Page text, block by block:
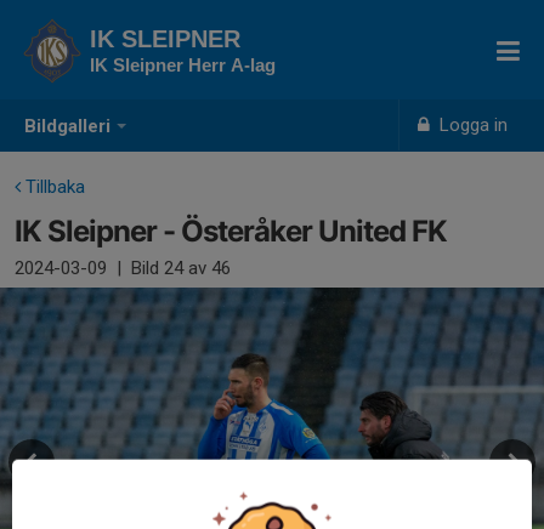
Bildgalleri Logga in
IK SLEIPNER
IK Sleipner Herr A-lag
Tillbaka
IK Sleipner - Österåker United FK
2024-03-09 | Bild 24av 46